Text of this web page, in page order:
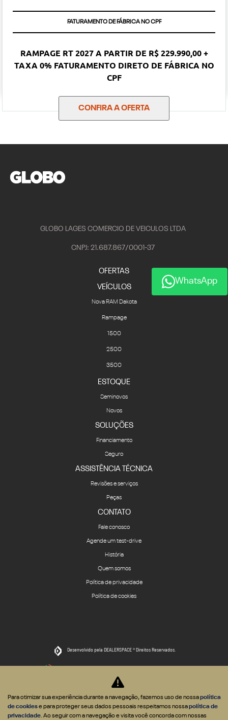
FATURAMENTO DE FÁBRICA NO CPF
RAMPAGE RT 2027 A PARTIR DE R$ 229.990,00 +
TAXA 0% FATURAMENTO DIRETO DE FÁBRICA NO
CPF
CONFIRA A OFERTA
GLOBO LAGES COMERCIO DE VEICULOS LTDA
CNPJ: 21.687.867/0001-37
OFERTAS
VEÍCULOS
Nova RAM Dakota
Rampage
1500
2500
3500
ESTOQUE
Seminovos
Novos
SOLUÇÕES
Financiamento
Seguro
ASSISTÊNCIA TÉCNICA
Revisões e serviços
Peças
CONTATO
Fale conosco
Agende um test-drive
História
Quem somos
Política de privacidade
Política de cookies
Desenvolvido pela DEALERSPACE ® Direitos Reservados.
WhatsApp
Para otimizar sua experiência durante a navegação, fazemos uso de nossapolítica
de cookiese para proteger seus dados pessoais respeitamos nossapolítica de
privacidade. Ao seguir com a navegação e visita você concorda com nossas